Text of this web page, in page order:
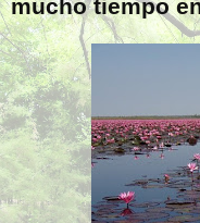
mucho tiempo